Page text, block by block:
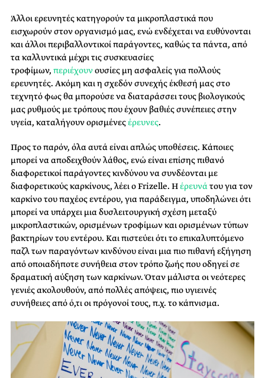
Άλλοι ερευνητές κατηγορούν τα μικροπλαστικά που
εισχωρούν στον οργανισμό μας, ενώ ενδέχεται να ευθύνονται
και άλλοι περιβαλλοντικοί παράγοντες, καθώς τα πάντα, από
τα καλλυντικά μέχρι τις συσκευασίες
τροφίμων, περιέχουνουσίες μη ασφαλείς για πολλούς
ερευνητές. Ακόμη και η σχεδόν συνεχής έκθεσή μας στο
τεχνητό φως θα μπορούσε να διαταράσσει τους βιολογικούς
μας ρυθμούς με τρόπους που έχουν βαθιές συνέπειες στην
υγεία, καταλήγουν ορισμένεςέρευνες.
Προς το παρόν, όλα αυτά είναι απλώς υποθέσεις. Κάποιες
μπορεί να αποδειχθούν λάθος, ενώ είναι επίσης πιθανό
διαφορετικοί παράγοντες κινδύνου να συνδέονται με
διαφορετικούς καρκίνους, λέει ο Frizelle. Ηέρευνάτου για τον
καρκίνο του παχέος εντέρου, για παράδειγμα, υποδηλώνει ότι
μπορεί να υπάρχει μια δυσλειτουργική σχέση μεταξύ
μικροπλαστικών, ορισμένων τροφίμων και ορισμένων τύπων
βακτηρίων του εντέρου. Και πιστεύει ότι το επικαλυπτόμενο
παζλ των παραγόντων κινδύνου είναι μια πιο πιθανή εξήγηση
από οποιαδήποτε συνήθεια στον τρόπο ζωής που οδηγεί σε
δραματική αύξηση των καρκίνων. Όταν μάλιστα οι νεότερες
γενιές ακολουθούν, από πολλές απόψεις, πιο υγιεινές
συνήθειες από ό,τι οι πρόγονοί τους, π.χ. το κάπνισμα.